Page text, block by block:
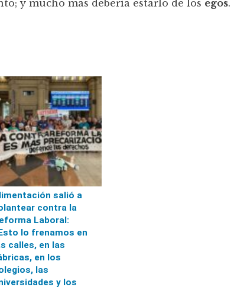
y mucho más debería estarlo de los egos.
salió a
contra la
Laboral:
lo frenamos en
calles, en las
en los
las
y los